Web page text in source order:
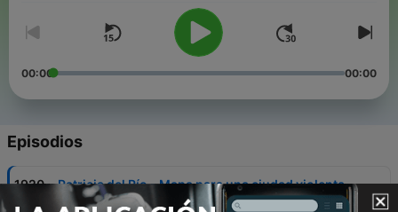
00:00 00:00
Episodios
1920 - Patricia del Río - Mapa para una ciudad violenta
08 ago. 2026